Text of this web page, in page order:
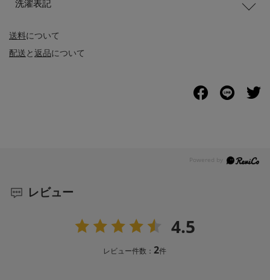
送料について
配送と返品について
洗濯表記
レビュー
4.5
レビュー件数：2件